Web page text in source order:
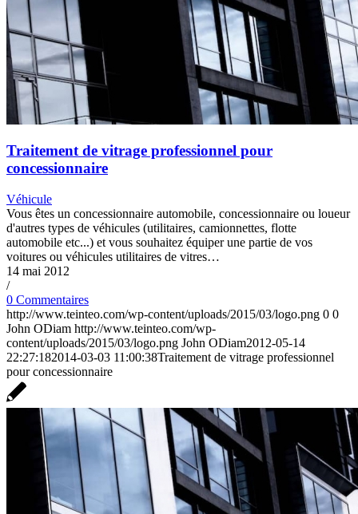
Traitement de vitrage professionnel pour
concessionnaire
Véhicule
Vous êtes un concessionnaire automobile, concessionnaire ou loueur
d'autres types de véhicules (utilitaires, camionnettes, flotte
automobile etc...) et vous souhaitez équiper une partie de vos
voitures ou véhicules utilitaires de vitres…
14 mai 2012
/
0 Commentaires
http://www.teinteo.com/wp-content/uploads/2015/03/logo.png 0 0
John ODiam http://www.teinteo.com/wp-
content/uploads/2015/03/logo.png John ODiam2012-05-14
22:27:182014-03-03 11:00:38Traitement de vitrage professionnel
pour concessionnaire